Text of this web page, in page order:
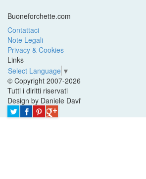
Buoneforchette.com
Contattaci
Note Legali
Privacy & Cookies
Links
Select Language ▼
© Copyright 2007-2026
Tutti i diritti riservati
Design by Daniele Davi'